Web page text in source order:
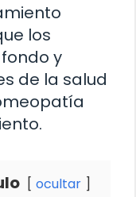
los
y
de la salud
ocultar